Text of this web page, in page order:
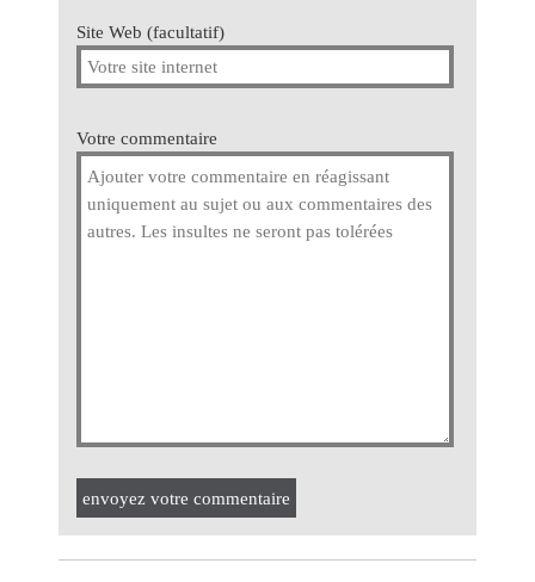
Site Web (facultatif)
Votre commentaire
envoyez votre commentaire